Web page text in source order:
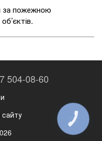
за пожежною
504-08-60
сайту
КНОПКА
ЗВ'ЯЗКУ